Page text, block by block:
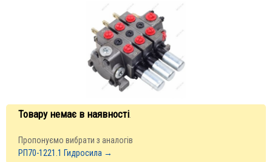
Товару немає в наявності
Пропонуємо вибрати з аналогів
РП70-1221.1 Гидросила →